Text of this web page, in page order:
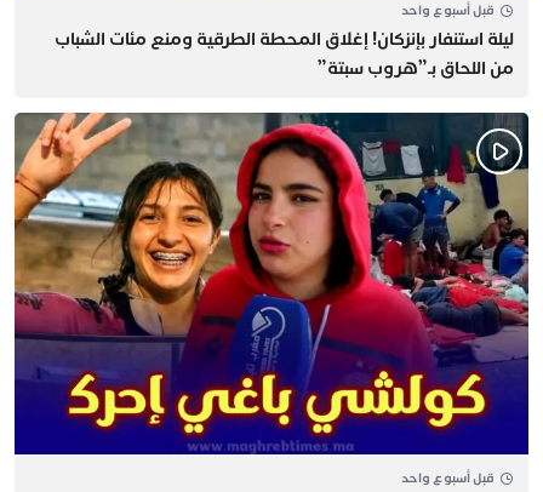
قبل أسبوع واحد
​ليلة استنفار بإنزكان! إغلاق المحطة الطرقية ومنع مئات الشباب
من اللحاق بـ”هروب سبتة”
قبل أسبوع واحد